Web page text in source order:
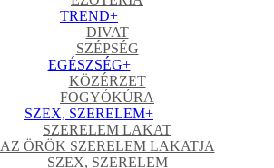
TREND+
DIVAT
SZÉPSÉG
EGÉSZSÉG+
KÖZÉRZET
FOGYÓKÚRA
SZEX, SZERELEM+
SZERELEM LAKAT
AZ ÖRÖK SZERELEM LAKATJA
SZEX, SZERELEM